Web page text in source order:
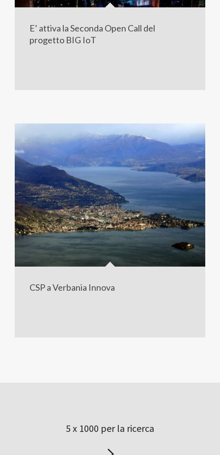
E’ attiva la Seconda Open Call del
progetto BIG IoT
CSP a Verbania Innova
5 x 1000 per la ricerca